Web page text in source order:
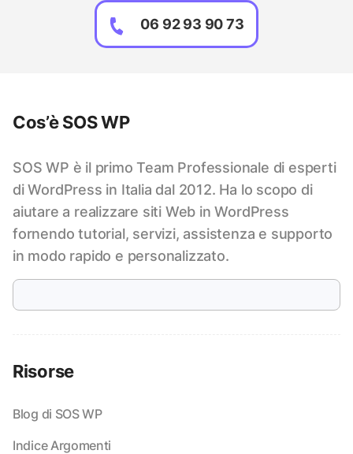
06 92 93 90 73
Cos’è SOS WP
SOS WP è il primo Team Professionale di esperti
di WordPress in Italia dal 2012. Ha lo scopo di
aiutare a realizzare siti Web in WordPress
fornendo tutorial, servizi, assistenza e supporto
in modo rapido e personalizzato.
Risorse
Blog di SOS WP
Indice Argomenti